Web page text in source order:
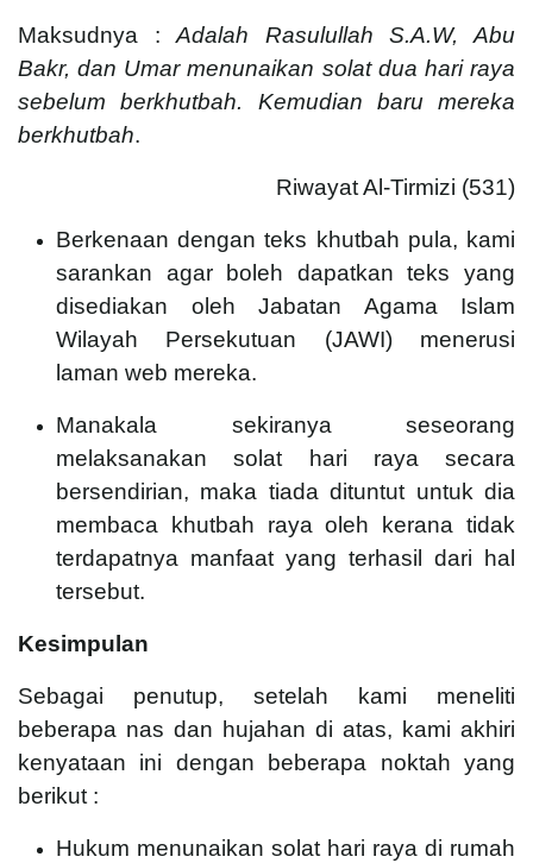
Maksudnya :Adalah Rasulullah S.A.W, Abu
Bakr, dan Umar menunaikan solat dua hari raya
sebelum berkhutbah. Kemudian baru mereka
berkhutbah.
Riwayat Al-Tirmizi (531)
Berkenaan dengan teks khutbah pula, kami
sarankan agar boleh dapatkan teks yang
disediakan oleh Jabatan Agama Islam
Wilayah Persekutuan (JAWI) menerusi
laman web mereka.
Manakala sekiranya seseorang
melaksanakan solat hari raya secara
bersendirian, maka tiada dituntut untuk dia
membaca khutbah raya oleh kerana tidak
terdapatnya manfaat yang terhasil dari hal
tersebut.
Kesimpulan
Sebagai penutup, setelah kami meneliti
beberapa nas dan hujahan di atas, kami akhiri
kenyataan ini dengan beberapa noktah yang
berikut :
Hukum menunaikan solat hari raya di rumah